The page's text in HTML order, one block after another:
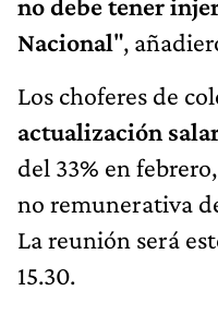
no debe tener
Nacional",
Los choferes de
actualización
del 33% en
no remunerativa
La reunión será
15.30.